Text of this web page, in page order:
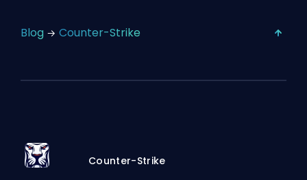
Blog Counter-Strike
Counter-Strike